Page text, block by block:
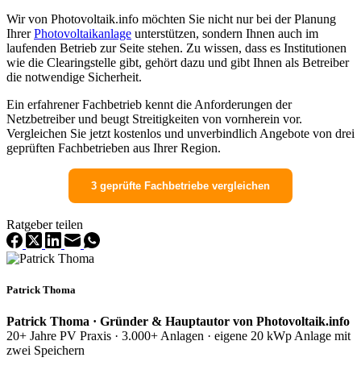
Wir von Photovoltaik.info möchten Sie nicht nur bei der Planung
IhrerPhotovoltaikanlage unterstützen, sondern Ihnen auch im
laufenden Betrieb zur Seite stehen. Zu wissen, dass es Institutionen
wie die Clearingstelle gibt, gehört dazu und gibt Ihnen als Betreiber
die notwendige Sicherheit.
Ein erfahrener Fachbetrieb kennt die Anforderungen der
Netzbetreiber und beugt Streitigkeiten von vornherein vor.
Vergleichen Sie jetzt kostenlos und unverbindlich Angebote von drei
geprüften Fachbetrieben aus Ihrer Region.
3 geprüfte Fachbetriebe vergleichen
Ratgeber teilen
Patrick Thoma
Patrick Thoma · Gründer & Hauptautor von Photovoltaik.info
20+ Jahre PV Praxis · 3.000+ Anlagen · eigene 20 kWp Anlage mit
zwei Speichern